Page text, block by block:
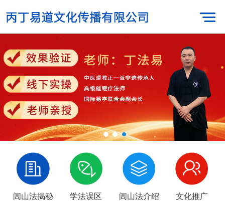
闾山法揭秘 学法误区 闾山法介绍 文化推广